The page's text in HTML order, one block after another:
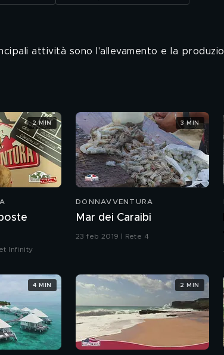
attività sono l'allevamento e la
Infinity
2 MIN
DONNAVVENTURA
Mar dei Caraibi
23 feb 2019 | Rete 4
3 MIN
4 MIN 2 MIN